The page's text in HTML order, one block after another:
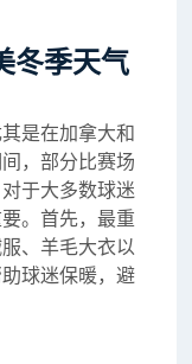
冬季天气
是在加拿大和
，部分比赛场
于大多数球迷
。首先，最重
、羊毛大衣以
球迷保暖，避